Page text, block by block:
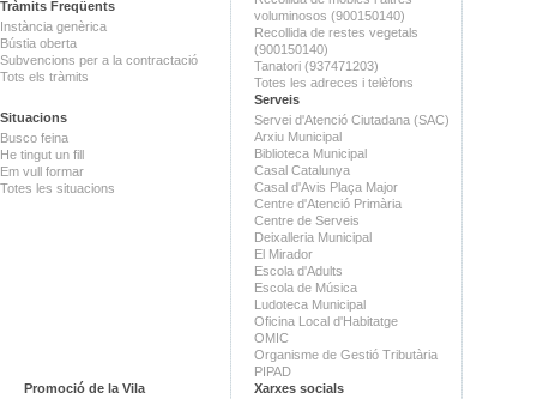
Tràmits Freqüents
Instància genèrica
Bústia oberta
Subvencions per a la contractació
Tots els tràmits
Situacions
Busco feina
He tingut un fill
Em vull formar
Totes les situacions
voluminosos (900150140)
Recollida de restes vegetals
(900150140)
Tanatori (937471203)
Totes les adreces i telèfons
Serveis
Servei d'Atenció Ciutadana (SAC)
Arxiu Municipal
Biblioteca Municipal
Casal Catalunya
Casal d'Avis Plaça Major
Centre d'Atenció Primària
Centre de Serveis
Deixalleria Municipal
El Mirador
Escola d'Adults
Escola de Música
Ludoteca Municipal
Oficina Local d'Habitatge
OMIC
Organisme de Gestió Tributària
PIPAD
Promoció de la Vila
Xarxes socials